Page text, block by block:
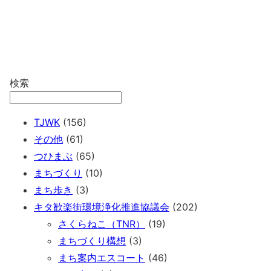
検索
TJWK (156)
その他 (61)
つひまぶ (65)
まちづくり (10)
まち歩き (3)
キタ歓楽街環境浄化推進協議会 (202)
さくらねこ（TNR）
(19)
まちづくり構想 (3)
まち案内エスコート (46)